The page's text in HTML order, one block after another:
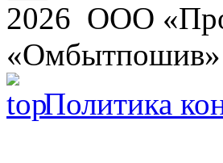
2026 ООО
«Омбытпошив»
Политика